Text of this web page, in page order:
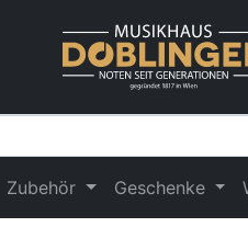
Zubehör Geschenke